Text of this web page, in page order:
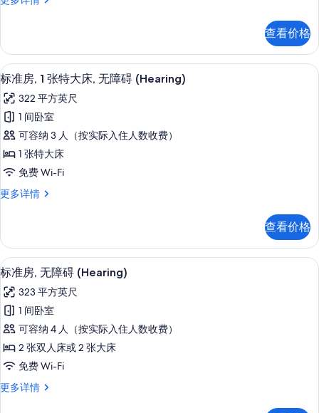
大
的
所
有
照
片
张
大
床
多
信
息
查看价格
显
示
标
准
房,
1
张
特
床,
无
障
碍
(Hearing)
的
所
有
照
客房内保险箱、办公桌、遮光窗帘、
1
标准房, 1 张特大床, 无障碍 (Hearing)
322 平方英尺
1 间卧室
可容纳 3 人（按实际入住人数收费）
1 张特大床
免费 Wi-Fi
更多详情
标
张
特
大
无
障
碍
(Hearing)
更
多
信
息
查看价格
显
示
标
准
房,
无
碍
客房内保险箱、办公桌、遮光窗帘、
1
标准房, 无障碍 (Hearing)
323 平方英尺
1 间卧室
可容纳 4 人（按实际入住人数收费）
2 张双人床或 2 张大床
免费 Wi-Fi
更多详情
标